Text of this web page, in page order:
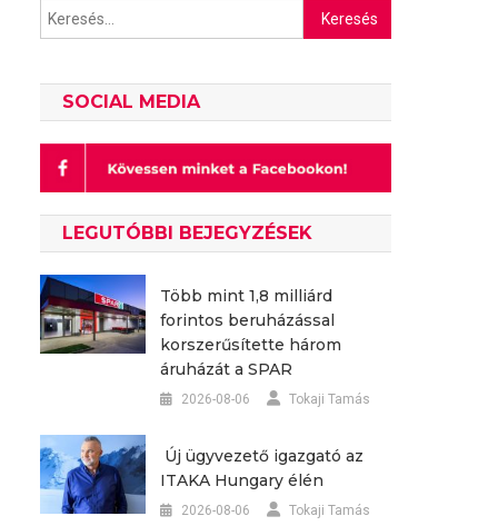
Keresés:
SOCIAL MEDIA
LEGUTÓBBI BEJEGYZÉSEK
Több mint 1,8 milliárd
forintos beruházással
korszerűsítette három
áruházát a SPAR
2026-08-06 Tokaji Tamás
Új ügyvezető igazgató az
ITAKA Hungary élén
2026-08-06 Tokaji Tamás